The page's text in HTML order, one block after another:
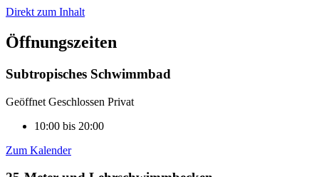
Direkt zum Inhalt
Öffnungszeiten
Subtropisches Schwimmbad
Geöffnet Geschlossen Privat
10:00 bis 20:00
Zum Kalender